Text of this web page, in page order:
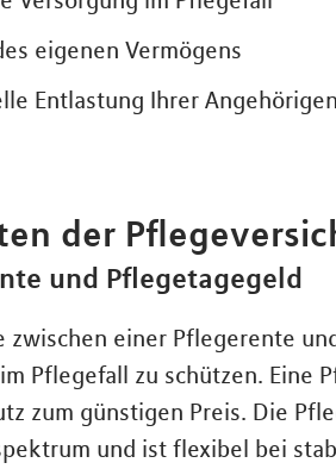
eigenen Vermögens
Entlastung Ihrer Angehörigen
der
und Pflegetagegeld
zwischen einer Pflegerente
Pflegefall zu schützen.
zum günstigen Preis. Die
und ist flexibel bei